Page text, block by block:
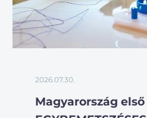
2026.07.30.
Magyarország első